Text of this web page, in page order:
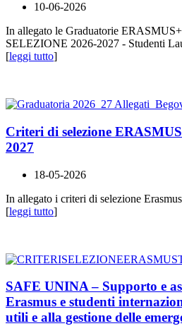
10-06-2026
In allegato le Graduatorie
SELEZIONE 2026-2027 - Studenti
[leggi tutto]
Criteri di selezione
2027
18-05-2026
In allegato i criteri di selezione
[leggi tutto]
SAFE UNINA – Supporto e
Erasmus e studenti
utili e alla gestione delle